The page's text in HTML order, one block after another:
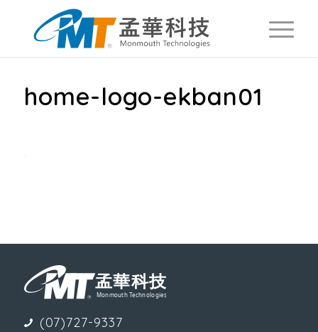
home-logo-ekban01
(07)727-9337